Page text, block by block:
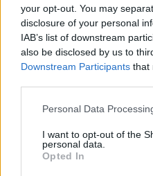
your opt-out. You may
disclosure of your personal
IAB’s list of downstream
also be disclosed by us to
Downstream Participants that
Personal Data
I want to opt-out of the
personal data.
Opted In